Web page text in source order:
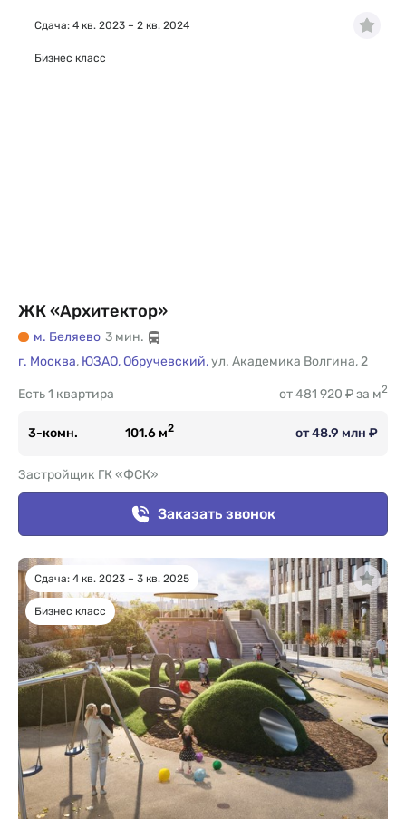
ЖК «Архитектор»
м. Беляево 3 мин.
г. Москва, ЮЗАО,Обручевский,ул. Академика Волгина,2
1 квартира
Есть от 481 920 ₽ за м2
3-комн. 101.6 м2 от 48.9 млн ₽
Застройщик ГК «ФСК»
Заказать звонок
Сдача: 4 кв. 2023 – 2 кв. 2024
Бизнес класс
Сдача: 4 кв. 2023 – 3 кв. 2025
Бизнес класс